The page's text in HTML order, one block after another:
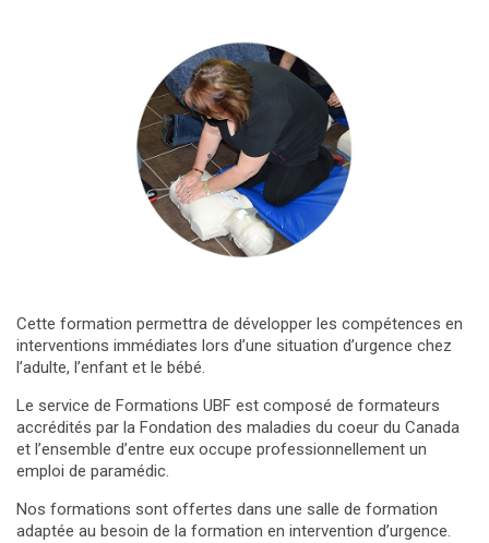
Cette formation permettra de développer les compétences en
interventions immédiates lors d’une situation d’urgence chez
l’adulte, l’enfant et le bébé.
Le service de Formations UBF est composé de formateurs
accrédités par la Fondation des maladies du coeur du Canada
et l’ensemble d’entre eux occupe professionnellement un
emploi de paramédic.
Nos formations sont offertes dans une salle de formation
adaptée au besoin de la formation en intervention d’urgence.